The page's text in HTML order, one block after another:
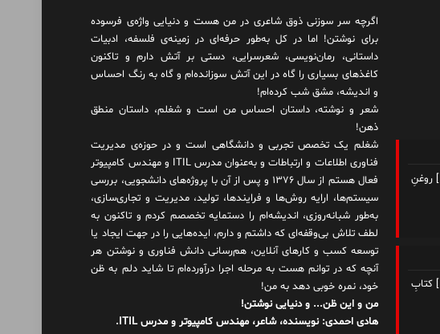
هادی احمدی (سروش): [ نویسنده، شاعر و مدرس ITIL ] روغنِ
هادی احمدی (سروش): [ نویسنده، شاعر و مدرس ITIL ] کتابِ
اگرچه سر سوزنی ذوق شاعری در من هست و دنیایی واژه‌‌ی فرسوده
برای نوشتن! اما در کل به‌طور حرفه‌ای در زمینه‌ی فلسفه، ادبیات
داستانی، رمان‌نویسی، شعرسرایی، دستی بر آتش دارم و تاکنون
کاغذهای بسیاری را گاه در این آتش سوزانده‌ام و گاه به رنگ احساس
و اندیشه، مشق شب کرده‌ام!
شعر و نوشته، داستان احساس من است و شغلم، داستان منطق
ذهن!
شغلم یک تخصص تجربی و دانشگاهی است و در حوزه‌ی مدیریت
فناوری اطلاعات و ارتباطات و به‌عنوان مدرس ITIL و مهندس کامپیوتر
فعال هستم از سال ۱۳۷۶ و پس از آن با پروژه‌های دانشجویی، بررسی
سیستم‌ها، ارایه روش‌ها و فرایندها، تولید، مدیریت و تجاری‌سازی،
به‌طور شبانه‌روزی، اندیشه‌ام را دستمایه تخصصم کردم و تاکنون به
لطف تلاش بی‌وقفه‌ای که داشتم و دارم، اید‌ه‌هایی را در جهت ایجاد یا
توسعه کسب و کارهای آنلاین، هم‌رسانی دانش فناوری و نوشتن هر
آنچه که در توانم هست به مرحله اجرا درآورده‌ام تا شاید دلم به ظن
خود، نمره خوبی دهد به من!
من و این ظن... و دنیایی نوشتن!
هادی احمدی: نویسنده، شاعر، مهندس کامپیوتر و مدرس ITIL.